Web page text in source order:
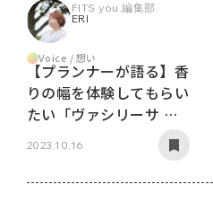
FITS you.編集部
ERI
Voice / 想い
【プランナーが語る】香
りの幅を体験してもらい
たい「ヴァシリーサ カ
ーム オードパルファ
2023.10.16